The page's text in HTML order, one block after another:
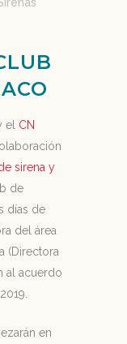
el CN
sirena y
de
días de
del área
(Directora
al acuerdo
en